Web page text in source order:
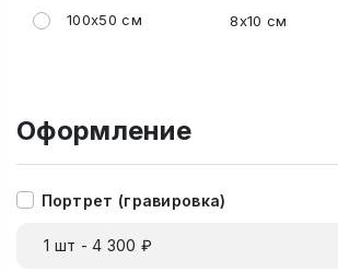
100x50 см 8x10 см
Оформление
Портрет (гравировка)
1 шт - 4 300 ₽